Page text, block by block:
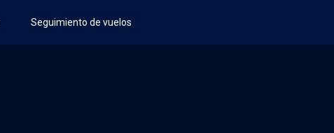
Seguimiento de vuelos